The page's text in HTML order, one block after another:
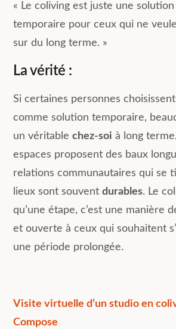
« Le coliving est juste une
temporaire pour ceux qui ne
sur du long terme. »
La vérité :
Si certaines personnes
comme solution temporaire,
un véritablechez-soi à long
espaces proposent des baux
relations communautaires qui se
lieux sont souventdurables. Le
qu’une étape, c’est une manière
et ouverte à ceux qui souhaitent
une période prolongée.
Visite virtuelle d’un studio en
Compose